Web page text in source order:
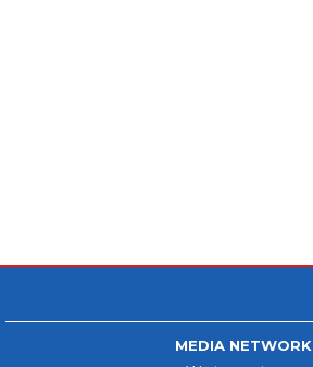
MEDIA NETWORK